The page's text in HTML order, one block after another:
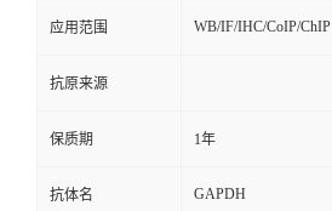
应用范围 WB/IF/IHC/CoIP/ChIP
抗原来源
保质期 1年
抗体名 GAPDH